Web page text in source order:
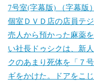
7号室(字幕版) （字幕版）
個室ＤＶＤ店の店員テ
売人から預かった麻薬
い社長ドゥシクは、新
クのあまり死体を「７
ギをかけた。ドアをこ